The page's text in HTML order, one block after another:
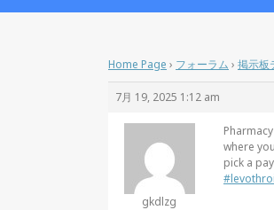
Home Page › フォーラム › 掲示板
7月 19, 2025 1:12 am
gkdlzg
where
pick a